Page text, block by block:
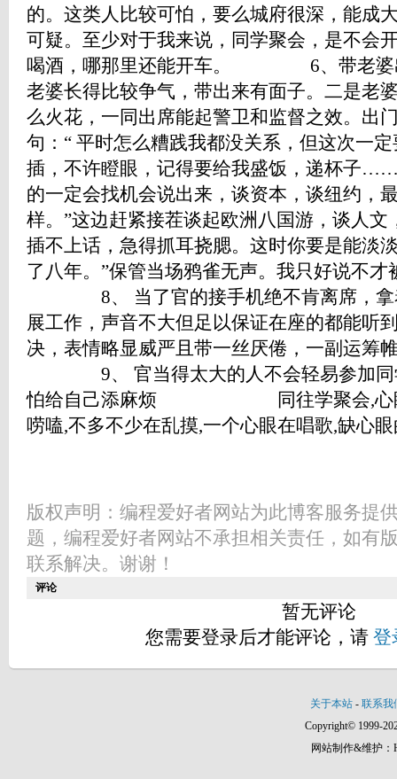
的。这类人比较可怕，要么城府很深，能成
可疑。至少对于我来说，同学聚会，是不会
喝酒，哪那里还能开车。 6、带老婆出
老婆长得比较争气，带出来有面子。二是老
么火花，一同出席能起警卫和监督之效。出
句：“ 平时怎么糟践我都没关系，但这次一
插，不许瞪眼，记得要给我盛饭，递
的一定会找机会说出来，谈资本，谈纽约，
样。”这边赶紧接茬谈起欧洲八国游，谈人
插不上话，急得抓耳挠腮。这时你要是能淡
了八年。”保管当场鸦雀无声。我只好说不
8、 当了官的接手机绝不肯离席，拿
展工作，声音不大但足以保证在座的都能听
决，表情略显威严且带一丝厌倦，一副运筹
9、 官当得太大的人不会轻易参加同
怕给自己添麻烦 同往学聚会,心眼多
唠嗑,不多不少在乱摸,一个心眼在唱歌,缺心
版权声明：编程爱好者网站为此博客服务提
题，编程爱好者网站不承担相关责任，如有
联系解决。谢谢！
评论
暂无评论
您需要登录后才能评论，请 登
关于本站 - 联系我
Copyright© 1999-
网站制作&维护